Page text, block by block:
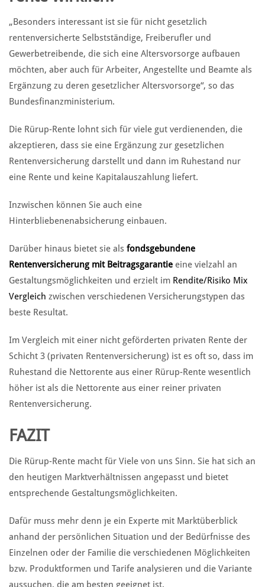
„Besonders interessant ist sie für nicht gesetzlich
rentenversicherte Selbstständige, Freiberufler und
Gewerbetreibende, die sich eine Altersvorsorge aufbauen
möchten, aber auch für Arbeiter, Angestellte und Beamte als
Ergänzung zu deren gesetzlicher Altersvorsorge“, so das
Bundesfinanzministerium.
Die Rürup-Rente lohnt sich für viele gut verdienenden, die
akzeptieren, dass sie eine Ergänzung zur gesetzlichen
Rentenversicherung darstellt und dann im Ruhestand nur
eine Rente und keine Kapitalauszahlung liefert.
Inzwischen können Sie auch eine
Hinterbliebenenabsicherung einbauen.
Darüber hinaus bietet sie als fondsgebundene
Rentenversicherung mit Beitragsgarantie eine vielzahl an
Gestaltungsmöglichkeiten und erzielt im Rendite/Risiko Mix
Vergleich zwischen verschiedenen Versicherungstypen das
beste Resultat.
Im Vergleich mit einer nicht geförderten privaten Rente der
Schicht 3 (privaten Rentenversicherung) ist es oft so, dass im
Ruhestand die Nettorente aus einer Rürup-Rente wesentlich
höher ist als die Nettorente aus einer reiner privaten
Rentenversicherung.
FAZIT
Die Rürup-Rente macht für Viele von uns Sinn. Sie hat sich an
den heutigen Marktverhältnissen angepasst und bietet
entsprechende Gestaltungsmöglichkeiten.
Dafür muss mehr denn je ein Experte mit Marktüberblick
anhand der persönlichen Situation und der Bedürfnisse des
Einzelnen oder der Familie die verschiedenen Möglichkeiten
bzw. Produktformen und Tarife analysieren und die Variante
aussuchen, die am besten geeignet ist.